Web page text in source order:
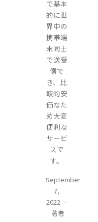
で基本
的に世
界中の
携帯端
末同士
で送受
信で
き、比
較的安
価なた
め大変
便利な
サービ
スで
す。
September
7,
2022 ·
著者